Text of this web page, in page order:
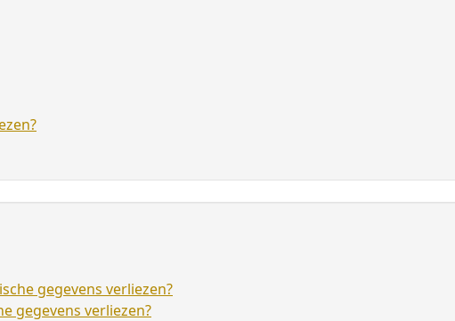
gegevens verliezen?
gegevens verliezen?